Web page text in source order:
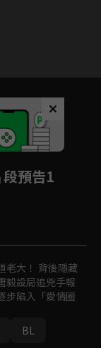
段預告1
老大！ 背後隱藏
毅設局追兇手報
步陷入「愛情圈
BL